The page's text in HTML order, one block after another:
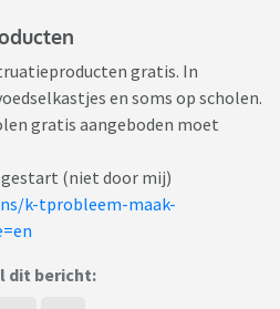
gratis. In
en soms op scholen.
gratis aangeboden moet
(niet door mij)
k-tprobleem-maak-
dit bericht: